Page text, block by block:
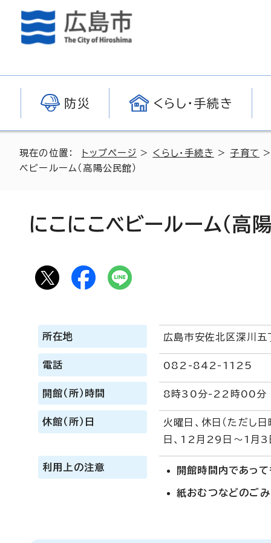
防災 くらし・手続き
現在の位置： トップページ > くらし・手続き >子育て
ベビールーム（高陽公民館）
にこにこベビールーム（高
所在地 広島市安佐北区深川
電話 082-842-1125
開館（所）時間 8時30分-22時00分
休館（所）日
火曜日、休日（ただし
日、12月29日～1月3
利用上の注意 開館時間内であっ
紙おむつなどのごみ